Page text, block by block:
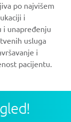
po najvišem
i
i unapređenju
usluga
i
pacijentu.